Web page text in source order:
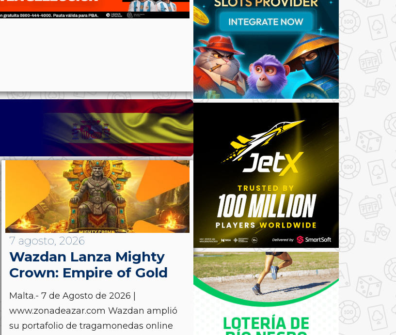
7 agosto, 2026
Wazdan Lanza Mighty
Crown: Empire of Gold
Malta.- 7 de Agosto de 2026 |
www.zonadeazar.com Wazdan amplió
su portafolio de tragamonedas online